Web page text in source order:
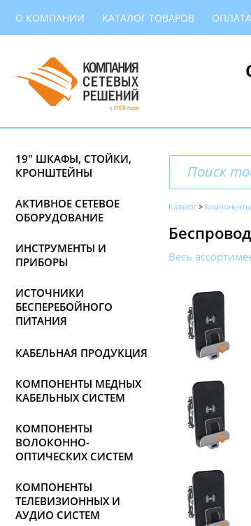
О КОМПАНИИ КАТАЛОГ ТОВАРОВ ОПЛАТА
19" ШКАФЫ, СТОЙКИ,
КРОНШТЕЙНЫ
АКТИВНОЕ СЕТЕВОЕ
ОБОРУДОВАНИЕ
ИНСТРУМЕНТЫ И
ПРИБОРЫ
ИСТОЧНИКИ
БЕСПЕРЕБОЙНОГО
ПИТАНИЯ
КАБЕЛЬНАЯ ПРОДУКЦИЯ
КОМПОНЕНТЫ МЕДНЫХ
КАБЕЛЬНЫХ СИСТЕМ
КОМПОНЕНТЫ
ВОЛОКОННО-
ОПТИЧЕСКИХ СИСТЕМ
КОМПОНЕНТЫ
ТЕЛЕВИЗИОННЫХ И
АУДИО СИСТЕМ
Каталог Компоненты
Весь